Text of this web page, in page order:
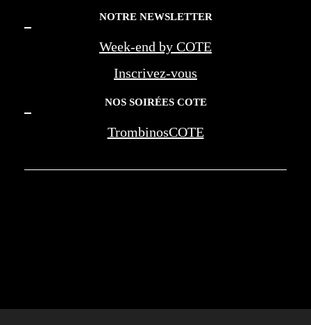
NOTRE NEWSLETTER
Week-end by COTE
Inscrivez-vous
NOS SOIRÉES COTE
TrombinosCOTE